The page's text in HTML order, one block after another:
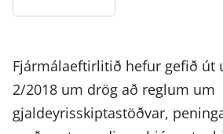
Fjármálaeftirlitið hefur gefið
2/2018 um drög að reglum um
gjaldeyrisskiptastöðvar,